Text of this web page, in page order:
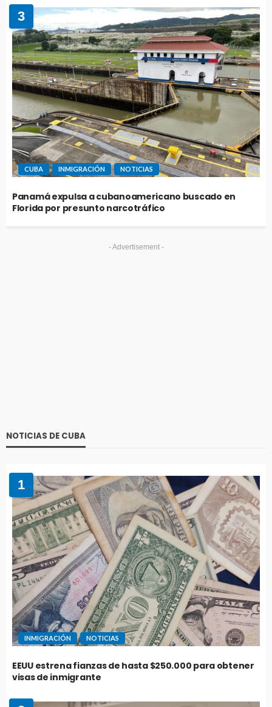
3
CUBA INMIGRACIÓN NOTICIAS
Panamá expulsa a cubanoamericano buscado en
Florida por presunto narcotráfico
- Advertisement -
NOTICIAS DE CUBA
1
INMIGRACIÓN NOTICIAS
EEUU estrena fianzas de hasta $250.000 para obtener
visas de inmigrante